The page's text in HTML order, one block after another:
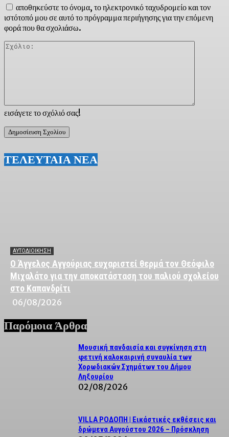
εισάγετε το σχόλιό σας!
αποθηκεύστε το όνομα, το ηλεκτρονικό ταχυδρομείο και τον
ιστότοπό μου σε αυτό το πρόγραμμα περιήγησης για την επόμενη
φορά που θα σχολιάσω.
ΤΕΛΕΥΤΑΙΑ ΝΕΑ
ΑΥΤΟΔΙΟΙΚΗΣΗ
Ο Άγγελος Αγγούριας ευχαριστεί θερμά τον Θεόφιλο
Μιχαλάτο για την αποκατάσταση του παλιού σχολείου
στο Καπανδρίτι
06/08/2026
Παρόμοια Άρθρα
Μουσική πανδαισία και συγκίνηση στη
φετινή καλοκαιρινή συναυλία των
Χορωδιακών Σχημάτων του Δήμου
Ληξουρίου
02/08/2026
VILLA ΡΟΔΟΠΗ | Εικάστικές εκθέσεις και
δρώμενα Αυγούστου 2026 – Πρόσκληση